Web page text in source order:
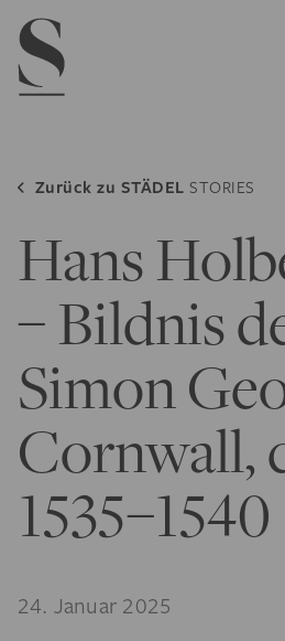
Navigation menu
Zurück zu STÄDEL STORIES
Hans
– Bildnis
Simon
Cornwall,
1535–1540
24. Januar 2025